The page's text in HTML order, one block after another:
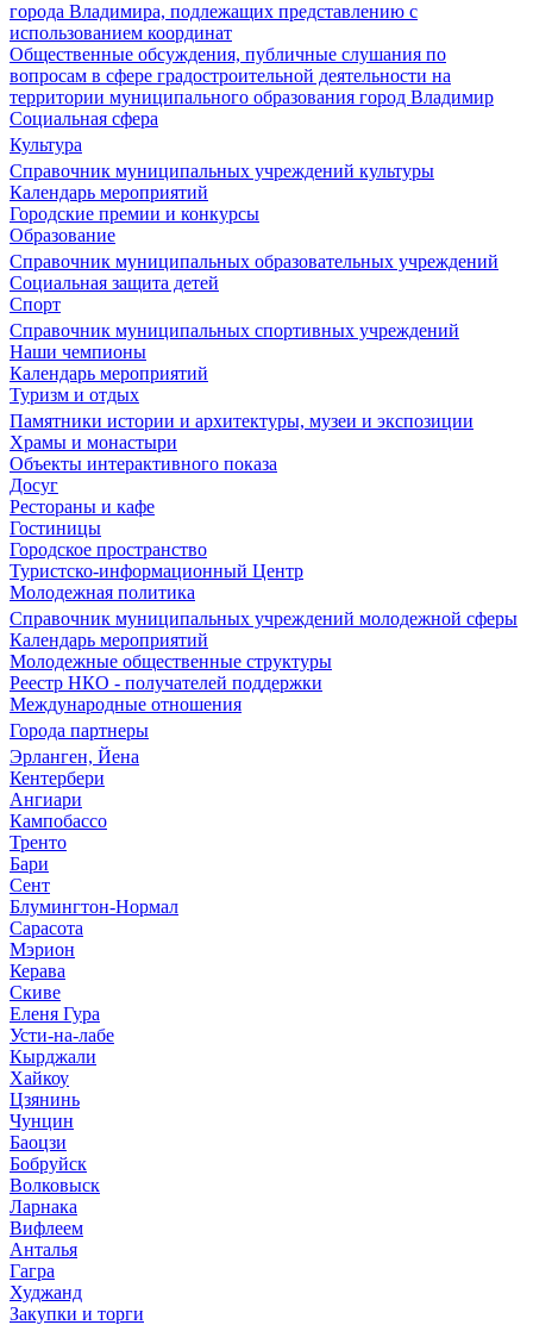
города Владимира, подлежащих представлению с
использованием координат
Общественные обсуждения, публичные слушания по
вопросам в сфере градостроительной деятельности на
территории муниципального образования город Владимир
Социальная сфера
Культура
Справочник муниципальных учреждений культуры
Календарь мероприятий
Городские премии и конкурсы
Образование
Справочник муниципальных образовательных учреждений
Социальная защита детей
Спорт
Справочник муниципальных спортивных учреждений
Наши чемпионы
Календарь мероприятий
Туризм и отдых
Памятники истории и архитектуры, музеи и экспозиции
Храмы и монастыри
Объекты интерактивного показа
Досуг
Рестораны и кафе
Гостиницы
Городское пространство
Туристско-информационный Центр
Молодежная политика
Справочник муниципальных учреждений молодежной сферы
Календарь мероприятий
Молодежные общественные структуры
Реестр НКО - получателей поддержки
Международные отношения
Города партнеры
Эрланген, Йена
Кентербери
Ангиари
Кампобассо
Тренто
Бари
Сент
Блумингтон-Нормал
Сарасота
Мэрион
Керава
Скиве
Еленя Гура
Усти-на-лабе
Кырджали
Хайкоу
Цзянинь
Чунцин
Баоцзи
Бобруйск
Волковыск
Ларнака
Вифлеем
Анталья
Гагра
Худжанд
Закупки и торги